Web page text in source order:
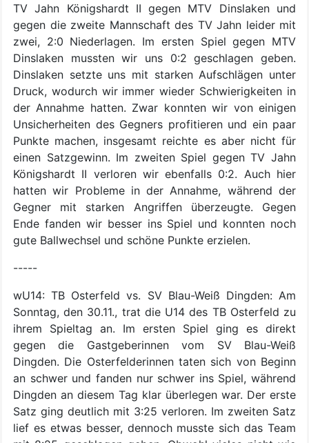
TV Jahn Königshardt II gegen MTV Dinslaken und
gegen die zweite Mannschaft des TV Jahn leider mit
zwei, 2:0 Niederlagen. Im ersten Spiel gegen MTV
Dinslaken mussten wir uns 0:2 geschlagen geben.
Dinslaken setzte uns mit starken Aufschlägen unter
Druck, wodurch wir immer wieder Schwierigkeiten in
der Annahme hatten. Zwar konnten wir von einigen
Unsicherheiten des Gegners profitieren und ein paar
Punkte machen, insgesamt reichte es aber nicht für
einen Satzgewinn. Im zweiten Spiel gegen TV Jahn
Königshardt II verloren wir ebenfalls 0:2. Auch hier
hatten wir Probleme in der Annahme, während der
Gegner mit starken Angriffen überzeugte. Gegen
Ende fanden wir besser ins Spiel und konnten noch
gute Ballwechsel und schöne Punkte erzielen.
-----
wU14: TB Osterfeld vs. SV Blau-Weiß Dingden: Am
Sonntag, den 30.11., trat die U14 des TB Osterfeld zu
ihrem Spieltag an. Im ersten Spiel ging es direkt
gegen die Gastgeberinnen vom SV Blau-Weiß
Dingden. Die Osterfelderinnen taten sich von Beginn
an schwer und fanden nur schwer ins Spiel, während
Dingden an diesem Tag klar überlegen war. Der erste
Satz ging deutlich mit 3:25 verloren. Im zweiten Satz
lief es etwas besser, dennoch musste sich das Team